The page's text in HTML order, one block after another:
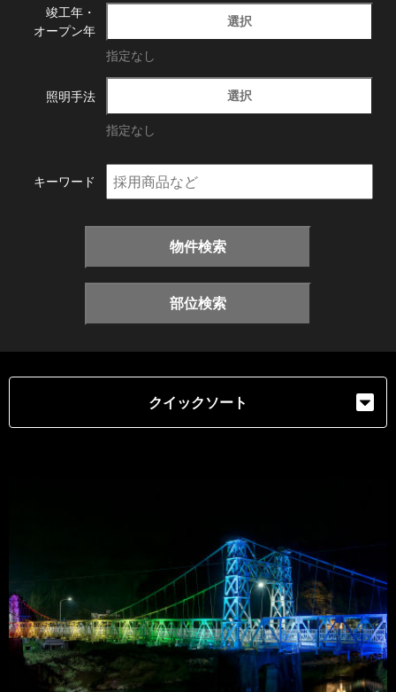
竣工年・
オープン年
選択
指定なし
照明手法 選択
指定なし
キーワード
物件検索
部位検索
クイックソート